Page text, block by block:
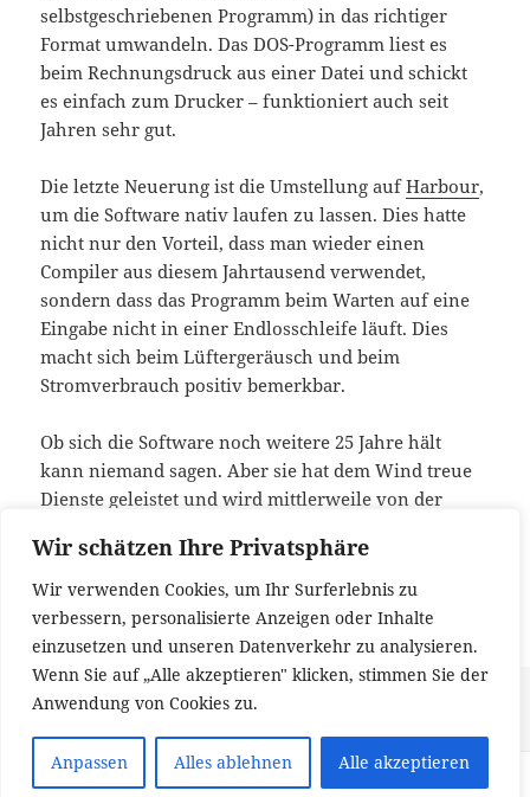
Wir schätzen Ihre Privatsphäre
Wir verwenden Cookies, um Ihr Surferlebnis zu
verbessern, personalisierte Anzeigen oder Inhalte
einzusetzen und unseren Datenverkehr zu analysieren.
Wenn Sie auf „Alle akzeptieren" klicken, stimmen Sie der
Anwendung von Cookies zu.
Anpassen Alles ablehnen Alle akzeptieren
selbstgeschriebenen Programm) in das richtiger
Format umwandeln. Das DOS-Programm liest es
beim Rechnungsdruck aus einer Datei und schickt
es einfach zum Drucker – funktioniert auch seit
Jahren sehr gut.
Die letzte Neuerung ist die Umstellung aufHarbour,
um die Software nativ laufen zu lassen. Dies hatte
nicht nur den Vorteil, dass man wieder einen
Compiler aus diesem Jahrtausend verwendet,
sondern dass das Programm beim Warten auf eine
Eingabe nicht in einer Endlosschleife läuft. Dies
macht sich beim Lüftergeräusch und beim
Stromverbrauch positiv bemerkbar.
Ob sich die Software noch weitere 25 Jahre hält
kann niemand sagen. Aber sie hat dem Wind treue
Dienste geleistet und wird mittlerweile von der
Gute für die Zukunft!
Veröffentlicht
2. Januar 2018 Kategorien
Software
Schreibe einen Kommentar
© 2017-2024 Kurt Huwig |Kontakt